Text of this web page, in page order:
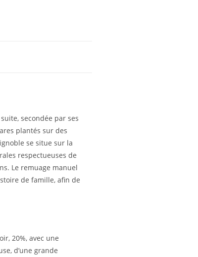
secondée par ses
plantés sur des
se situe sur la
respectueuses de
Le remuage manuel
de famille, afin de
20%, avec une
d’une grande